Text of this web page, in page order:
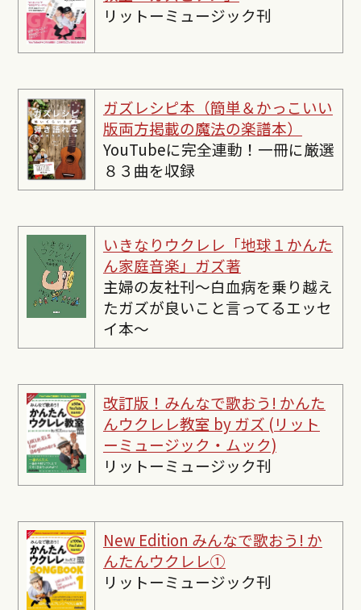
リットーミュージック刊
ガズレシピ本（簡単＆かっこいい
版両方掲載の魔法の楽譜本）
YouTubeに完全連動！一冊に厳選
８３曲を収録
いきなりウクレレ「地球１かんた
ん家庭音楽」ガズ著
主婦の友社刊〜白血病を乗り越え
たガズが良いこと言ってるエッセ
イ本〜
改訂版！みんなで歌おう! かんた
んウクレレ教室 by ガズ (リット
ーミュージック・ムック)
リットーミュージック刊
New Edition みんなで歌おう! か
んたんウクレレ①
リットーミュージック刊